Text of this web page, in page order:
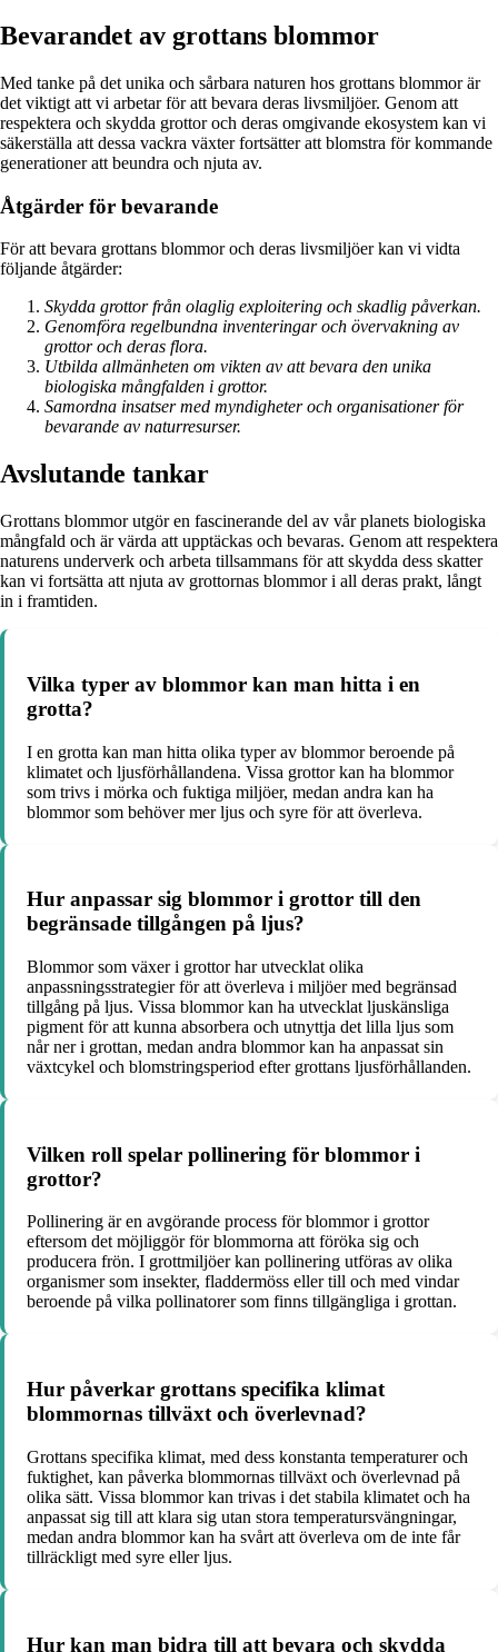
Bevarandet av grottans blommor
Med tanke på det unika och sårbara naturen hos grottans blommor är
det viktigt att vi arbetar för att bevara deras livsmiljöer. Genom att
respektera och skydda grottor och deras omgivande ekosystem kan vi
säkerställa att dessa vackra växter fortsätter att blomstra för kommande
generationer att beundra och njuta av.
Åtgärder för bevarande
För att bevara grottans blommor och deras livsmiljöer kan vi vidta
följande åtgärder:
Skydda grottor från olaglig exploitering och skadlig påverkan.
Genomföra regelbundna inventeringar och övervakning av
grottor och deras flora.
Utbilda allmänheten om vikten av att bevara den unika
biologiska mångfalden i grottor.
Samordna insatser med myndigheter och organisationer för
bevarande av naturresurser.
Avslutande tankar
Grottans blommor utgör en fascinerande del av vår planets biologiska
mångfald och är värda att upptäckas och bevaras. Genom att respektera
naturens underverk och arbeta tillsammans för att skydda dess skatter
kan vi fortsätta att njuta av grottornas blommor i all deras prakt, långt
in i framtiden.
Vilka typer av blommor kan man hitta i en
grotta?
I en grotta kan man hitta olika typer av blommor beroende på
klimatet och ljusförhållandena. Vissa grottor kan ha blommor
som trivs i mörka och fuktiga miljöer, medan andra kan ha
blommor som behöver mer ljus och syre för att överleva.
Hur anpassar sig blommor i grottor till den
begränsade tillgången på ljus?
Blommor som växer i grottor har utvecklat olika
anpassningsstrategier för att överleva i miljöer med begränsad
tillgång på ljus. Vissa blommor kan ha utvecklat ljuskänsliga
pigment för att kunna absorbera och utnyttja det lilla ljus som
når ner i grottan, medan andra blommor kan ha anpassat sin
växtcykel och blomstringsperiod efter grottans ljusförhållanden.
Vilken roll spelar pollinering för blommor i
grottor?
Pollinering är en avgörande process för blommor i grottor
eftersom det möjliggör för blommorna att föröka sig och
producera frön. I grottmiljöer kan pollinering utföras av olika
organismer som insekter, fladdermöss eller till och med vindar
beroende på vilka pollinatorer som finns tillgängliga i grottan.
Hur påverkar grottans specifika klimat
blommornas tillväxt och överlevnad?
Grottans specifika klimat, med dess konstanta temperaturer och
fuktighet, kan påverka blommornas tillväxt och överlevnad på
olika sätt. Vissa blommor kan trivas i det stabila klimatet och ha
anpassat sig till att klara sig utan stora temperatursvängningar,
medan andra blommor kan ha svårt att överleva om de inte får
tillräckligt med syre eller ljus.
Hur kan man bidra till att bevara och skydda